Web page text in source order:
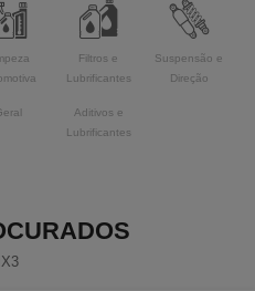
Filtros e
Lubrificantes
Suspensão e
Direção
Aditivos e
Lubrificantes
IX3